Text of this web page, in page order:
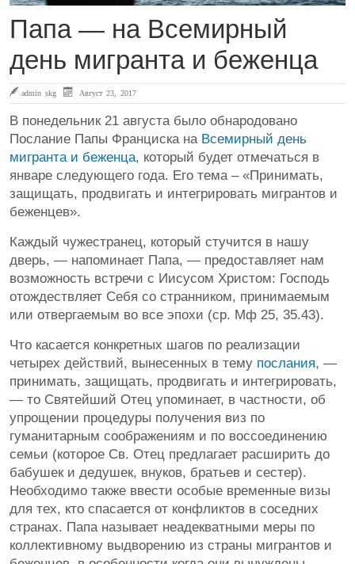
Папа — на Всемирный
день мигранта и беженца
admin skg Август 23, 2017
В понедельник 21 августа было обнародовано
Послание Папы Франциска на Всемирный день
мигранта и беженца, который будет отмечаться в
январе следующего года. Его тема – «Принимать,
защищать, продвигать и интегрировать мигрантов и
беженцев».
Каждый чужестранец, который стучится в нашу
дверь, — напоминает Папа, — предоставляет нам
возможность встречи с Иисусом Христом: Господь
отождествляет Себя со странником, принимаемым
или отвергаемым во все эпохи (ср. Мф 25, 35.43).
Что касается конкретных шагов по реализации
четырех действий, вынесенных в тему послания, —
принимать, защищать, продвигать и интегрировать,
— то Святейший Отец упоминает, в частности, об
упрощении процедуры получения виз по
гуманитарным соображениям и по воссоединению
семьи (которое Св. Отец предлагает расширить до
бабушек и дедушек, внуков, братьев и сестер).
Необходимо также ввести особые временные визы
для тех, кто спасается от конфликтов в соседних
странах. Папа называет неадекватными меры по
коллективному выдворению из страны мигрантов и